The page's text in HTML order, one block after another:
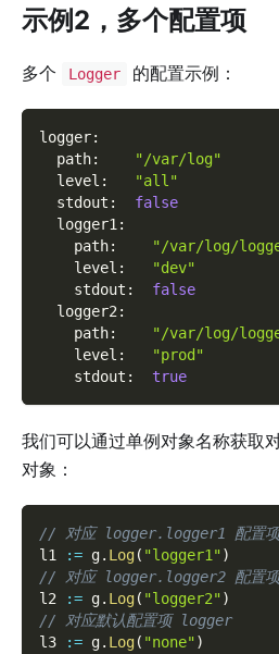
示例2，多个配置项
多个 Logger 的配置示例：
logger:
path:
"/var/log"
level :
"all"
stdout :
false
logger1 :
path:
"/var/log/
level :
"dev"
stdout :
false
logger2 :
path:
"/var/log/
level :
"prod"
stdout : true
我们可以通过单例对象名称获取
对象：
// 对应 logger.logger1 配置项
l1
:= g. Log( "logger1")
// 对应 logger.logger2 配置项
l2
:= g. Log( "logger2")
// 对应默认配置项 logger
l3
:= g. Log( "none")